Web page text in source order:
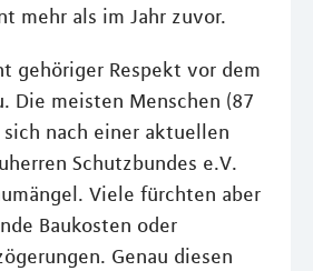
mehr als im Jahr zuvor.
gehöriger Respekt vor dem
Die meisten Menschen (87
sich nach einer aktuellen
Schutzbundes e.V.
Viele fürchten aber
Baukosten oder
Genau diesen